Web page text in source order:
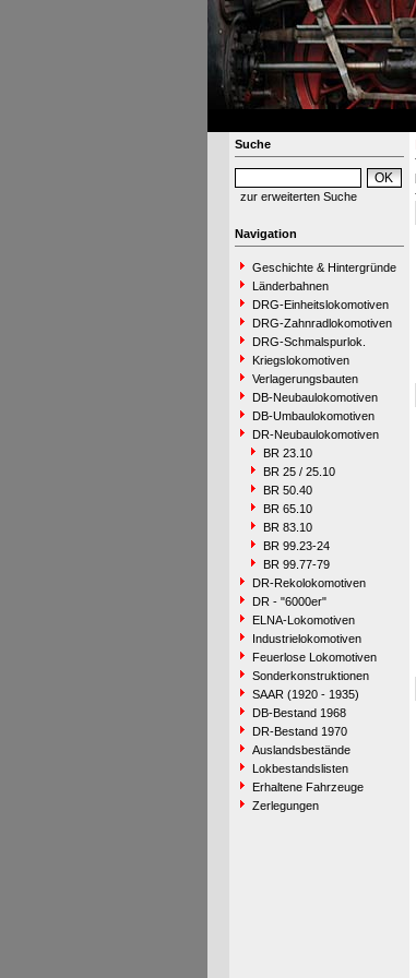
Suche
zur erweiterten Suche
Navigation
Geschichte & Hintergründe
Länderbahnen
DRG-Einheitslokomotiven
DRG-Zahnradlokomotiven
DRG-Schmalspurlok.
Kriegslokomotiven
Verlagerungsbauten
DB-Neubaulokomotiven
DB-Umbaulokomotiven
DR-Neubaulokomotiven
BR 23.10
BR 25 / 25.10
BR 50.40
BR 65.10
BR 83.10
BR 99.23-24
BR 99.77-79
DR-Rekolokomotiven
DR - "6000er"
ELNA-Lokomotiven
Industrielokomotiven
Feuerlose Lokomotiven
Sonderkonstruktionen
SAAR (1920 - 1935)
DB-Bestand 1968
DR-Bestand 1970
Auslandsbestände
Lokbestandslisten
Erhaltene Fahrzeuge
Zerlegungen